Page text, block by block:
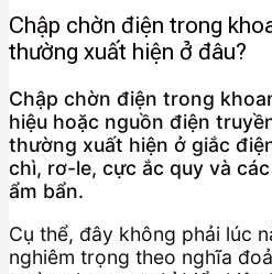
Chập chờn điện trong
thường xuất hiện ở đâu?
Chập chờn điện trong
hiệu hoặc nguồn điện
thường xuất hiện ở giắc
chì, rơ-le, cực ắc quy và
ẩm bẩn.
Cụ thể, đây không phải lúc
nghiêm trọng theo nghĩa